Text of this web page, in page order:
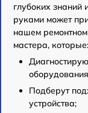
глубоких знаний
руками может
нашем
мастера, которые:
Подберут
устройства;